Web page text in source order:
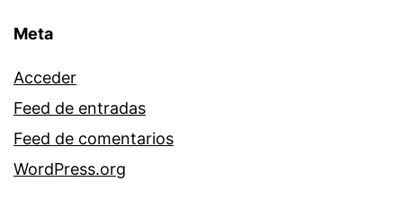
Meta
Acceder
Feed de entradas
Feed de comentarios
WordPress.org